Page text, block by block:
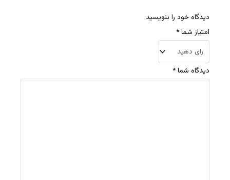
دیدگاه خود را بنویسید
امتیاز شما*
دیدگاه شما*